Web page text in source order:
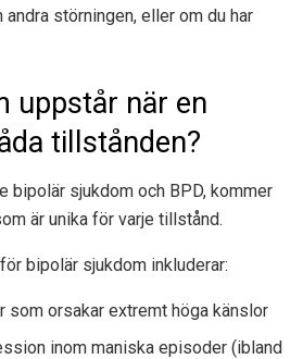
störningen, eller om du har
uppstår när en
tillstånden?
bipolär sjukdom och BPD, kommer
är unika för varje tillstånd.
bipolär sjukdom inkluderar:
som orsakar extremt höga känslor
inom maniska episoder (ibland